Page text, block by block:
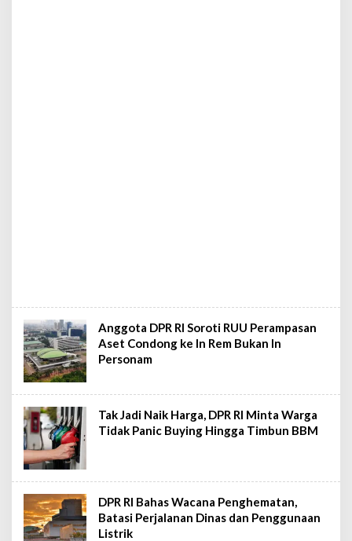
Anggota DPR RI Soroti RUU Perampasan
Aset Condong ke In Rem Bukan In
Personam
Tak Jadi Naik Harga, DPR RI Minta Warga
Tidak Panic Buying Hingga Timbun BBM
DPR RI Bahas Wacana Penghematan,
Batasi Perjalanan Dinas dan Penggunaan
Listrik